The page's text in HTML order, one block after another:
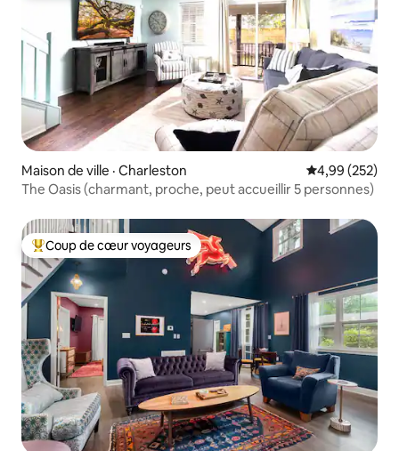
Maison de ville · Charleston Note
4,99 (252)
The Oasis (charmant, proche, peut accueillir 5 personnes)
Coup de cœur voyageurs parmi les plus aimés
Coup de cœur voyageurs